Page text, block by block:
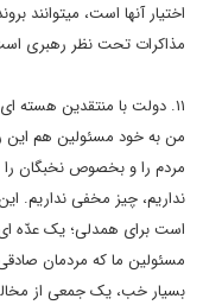
اختیار آنها است، میتوانند
مذاکرات تحت نظر رهبری است،
۱۱. دولت با منتقدین هسته ای چگونه باید رفتار کند؟
من به خود مسئولین هم این
مردم را و بخصوص نخبگان را
نداریم، چیز مخفی نداریم.
است برای همدلی؛ یک عدّه
مسئولین ما که مردمان
بسیار خب، یک جمعی از